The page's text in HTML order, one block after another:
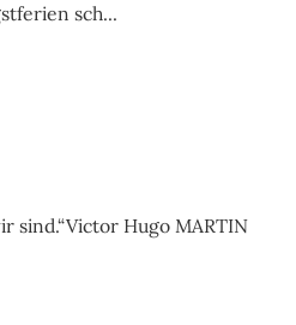
sch...
sind.“Victor Hugo MARTIN